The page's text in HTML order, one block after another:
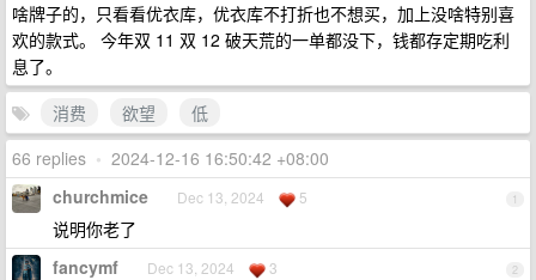
啥牌子的，只看看优衣库，优衣库不打折也不想买，加上没啥特别喜
欢的款式。 今年双 11 双 12 破天荒的一单都没下，钱都存定期吃利
息了。
消费
欲望
低
66 replies • 2024-12-16 16:50:42 +08:00
1
churchmice Dec 13, 2024 5
说明你老了
2
fancymf Dec 13, 2024 3